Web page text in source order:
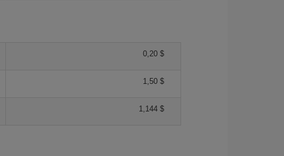
0,20 $
1,50 $
1,144 $